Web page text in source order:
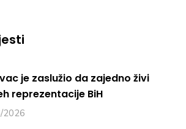
je zaslužio da zajedno živi
reprezentacije BiH
2026